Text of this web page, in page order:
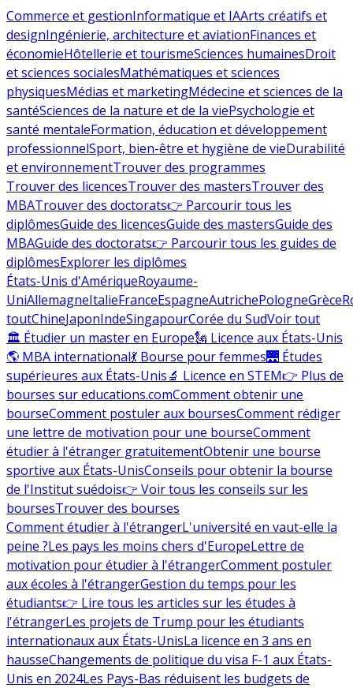
Commerce et gestionInformatique et IAArts créatifs et
designIngénierie, architecture et aviationFinances et
économieHôtellerie et tourismeSciences humainesDroit
et sciences socialesMathématiques et sciences
physiquesMédias et marketingMédecine et sciences de la
santéSciences de la nature et de la viePsychologie et
santé mentaleFormation, éducation et développement
professionnelSport, bien-être et hygiène de vieDurabilité
et environnementTrouver des programmes
Trouver des licencesTrouver des mastersTrouver des
MBATrouver des doctorats👉 Parcourir tous les
diplômesGuide des licencesGuide des mastersGuide des
MBAGuide des doctorats👉 Parcourir tous les guides de
diplômesExplorer les diplômes
États-Unis d'AmériqueRoyaume-
UniAllemagneItalieFranceEspagneAutrichePologneGrèce
toutChineJaponIndeSingapourCorée du SudVoir tout
🏛 Étudier un master en Europe🗽 Licence aux États-Unis
🌎 MBA international💃 Bourse pour femmes🌉 Études
supérieures aux États-Unis🔬 Licence en STEM👉 Plus de
bourses sur educations.comComment obtenir une
bourseComment postuler aux boursesComment rédiger
une lettre de motivation pour une bourseComment
étudier à l'étranger gratuitementObtenir une bourse
sportive aux États-UnisConseils pour obtenir la bourse
de l'Institut suédois👉 Voir tous les conseils sur les
boursesTrouver des bourses
Comment étudier à l'étrangerL'université en vaut-elle la
peine ?Les pays les moins chers d'EuropeLettre de
motivation pour étudier à l'étrangerComment postuler
aux écoles à l'étrangerGestion du temps pour les
étudiants👉 Lire tous les articles sur les études à
l'étrangerLes projets de Trump pour les étudiants
internationaux aux États-UnisLa licence en 3 ans en
hausseChangements de politique du visa F-1 aux États-
Unis en 2024Les Pays-Bas réduisent les budgets de